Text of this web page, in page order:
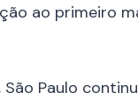
ao primeiro
Paulo